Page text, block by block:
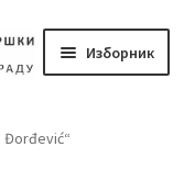
Изборник
Đorđević“